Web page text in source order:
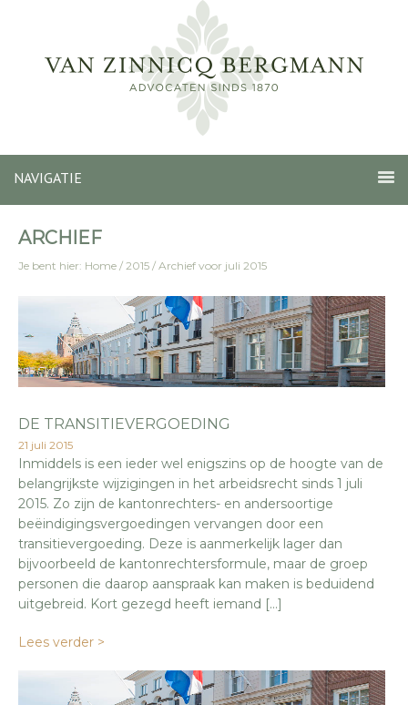
NAVIGATIE
ARCHIEF
Je bent hier: Home / 2015 / Archief voor juli 2015
DE TRANSITIEVERGOEDING
21 juli 2015
Inmiddels is een ieder wel enigszins op de hoogte van de
belangrijkste wijzigingen in het arbeidsrecht sinds 1 juli
2015. Zo zijn de kantonrechters- en andersoortige
beëindigingsvergoedingen vervangen door een
transitievergoeding. Deze is aanmerkelijk lager dan
bijvoorbeeld de kantonrechtersformule, maar de groep
personen die daarop aanspraak kan maken is beduidend
uitgebreid. Kort gezegd heeft iemand […]
Lees verder >